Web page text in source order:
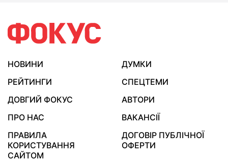
НОВИНИ
ДУМКИ
РЕЙТИНГИ
СПЕЦТЕМИ
ДОВГИЙ ФОКУС
АВТОРИ
ПРО НАС
ВАКАНСІЇ
ПРАВИЛА
КОРИСТУВАННЯ
САЙТОМ
ДОГОВІР ПУБЛІЧНОЇ
ОФЕРТИ